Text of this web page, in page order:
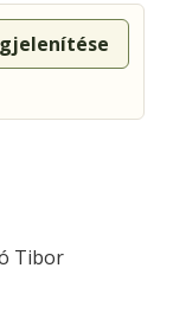
Tibor